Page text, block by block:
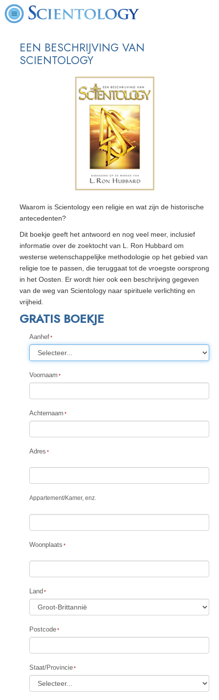
EEN BESCHRIJVING VAN
SCIENTOLOGY
Waarom is Scientology een religie en wat zijn de historische
antecedenten?
Dit boekje geeft het antwoord en nog veel meer, inclusief
informatie over de zoektocht van L. Ron Hubbard om
westerse wetenschappelijke methodologie op het gebied van
religie toe te passen, die teruggaat tot de vroegste oorsprong
in het Oosten. Er wordt hier ook een beschrijving gegeven
van de weg van Scientology naar spirituele verlichting en
vrijheid.
GRATIS BOEKJE
Aanhef
Voornaam
Achternaam
Adres
Appartement/Kamer, enz.
Woonplaats
Land
Postcode
Staat/Provincie